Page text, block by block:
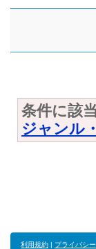
条件に該
ジャンル
利用規約 | プライバシ